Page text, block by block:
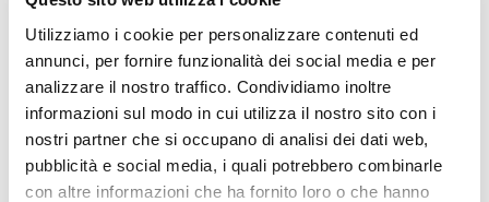
Utilizziamo i cookie per personalizzare contenuti ed
annunci, per fornire funzionalità dei social media e per
analizzare il nostro traffico. Condividiamo inoltre
informazioni sul modo in cui utilizza il nostro sito con i
nostri partner che si occupano di analisi dei dati web,
pubblicità e social media, i quali potrebbero combinarle
con altre informazioni che ha fornito loro o che hanno
E-mail*
Commento *